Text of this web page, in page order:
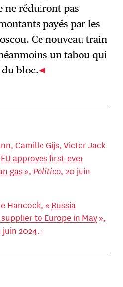
ne réduiront pas
payés par les
Ce nouveau train
un tabou qui
bloc.
Camille Gijs, Victor Jack
EU approves first-ever
gas», Politico, 20 juin
Hancock, « Russia
to Europe in May»,
juin 2024.